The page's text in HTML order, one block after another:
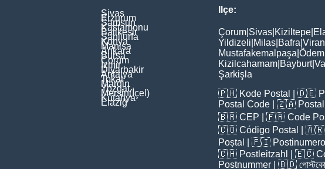
Sivas
Erzurum
Samsun
Kastamonu
Balikesir
Şanliurfa
Konya
Manisa
Ankara
Bursa
Çorum
İzmir
Diyarbakir
Antalya
Tokat
Mardin
Yozgat
Mersin(İçel)
Kütahya
Elaziğ
Ilçe:
Çorum Sivas Kiziltepe
Yildizeli Milas Bafra
Mustafakemalpaşa
Kizilcahamam Bayburt|
Şarkişla
🇵🇭 Kode Postal | 🇩🇪
Postal Code | 🇿🇦
🇧🇷 CEP | 🇫🇷 Code
🇨🇴 Código Postal | 🇦🇷
Poștal
| 🇫🇮 Postinumero
🇨🇭 Postleitzahl | 🇪🇨
Postnummer | 🇧🇩